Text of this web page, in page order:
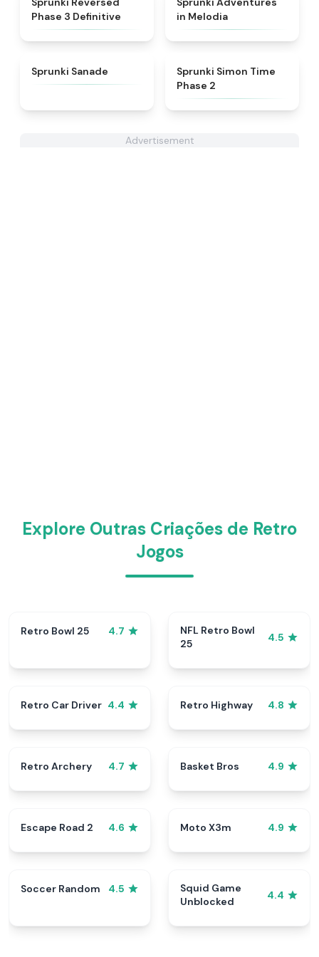
Phase 3 Definitive
in Melodia
Sprunki Sanade
Sprunki Simon Time
Phase 2
Advertisement
Explore Outras Criações de Retro
Jogos
Retro Bowl 25 4.7
NFL Retro Bowl
25
4.5
Retro Car Driver 4.4 Retro Highway 4.8
Retro Archery 4.7 Basket Bros 4.9
Escape Road 2 4.6 Moto X3m 4.9
Soccer Random 4.5
Squid Game
Unblocked
4.4